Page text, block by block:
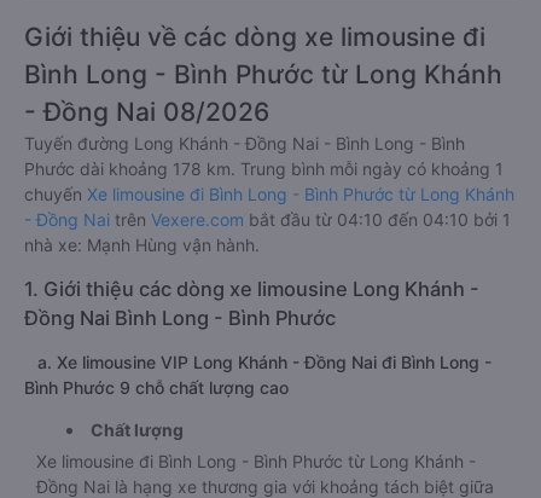
Giới thiệu về các dòng xe limousine đi
Bình Long - Bình Phước từ Long Khánh
- Đồng Nai 08/2026
Tuyến đường Long Khánh - Đồng Nai - Bình Long - Bình
Phước dài khoảng 178 km. Trung bình mỗi ngày có khoảng 1
chuyến Xe limousine đi Bình Long - Bình Phước từ Long Khánh
- Đồng Nai trên Vexere.com bắt đầu từ 04:10 đến 04:10 bởi 1
nhà xe: Mạnh Hùng vận hành.
1. Giới thiệu các dòng xe limousine Long Khánh -
Đồng Nai Bình Long - Bình Phước
a. Xe limousine VIP Long Khánh - Đồng Nai đi Bình Long -
Bình Phước 9 chỗ chất lượng cao
Chất lượng
Xe limousine đi Bình Long - Bình Phước từ Long Khánh -
Đồng Nai là hạng xe thương gia với khoảng tách biệt giữa